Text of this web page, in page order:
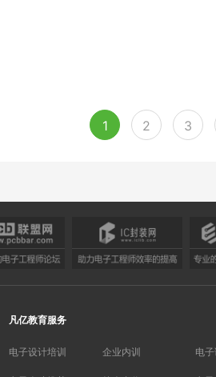
1 2 3
凡亿教育服务
电子设计培训 企业内训 电